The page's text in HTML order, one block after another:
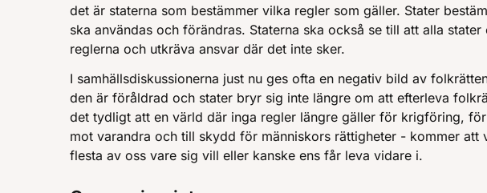
det är staterna som bestämmer vilka regler som gäller. Stater
ska användas och förändras. Staterna ska också se till att alla stater
reglerna och utkräva ansvar där det inte sker.
I samhällsdiskussionerna just nu ges ofta en negativ bild av
den är föråldrad och stater bryr sig inte längre om att efterleva
det tydligt att en värld där inga regler längre gäller för krigföring,
mot varandra och till skydd för människors rättigheter - kommer att
flesta av oss vare sig vill eller kanske ens får leva vidare i.